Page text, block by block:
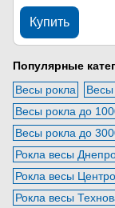
Купить
Популярные
Весы рокла
Весы
Весы рокла до
Весы рокла до
Рокла весы
Рокла весы
Рокла весы